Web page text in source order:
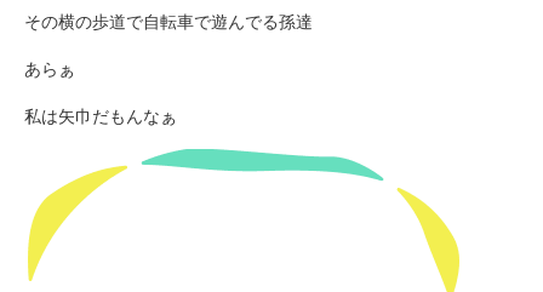
その横の歩道で自転車で遊んでる孫達
あらぁ
私は矢巾だもんなぁ